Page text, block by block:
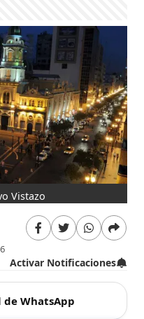
Vistazo
Activar Notificaciones
WhatsApp